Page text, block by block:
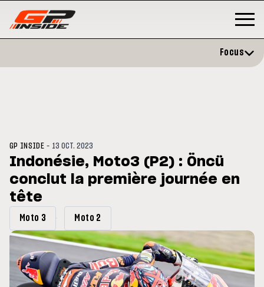
: Horaires et
du GP de Grande-
MOTO GP
Focus
GP INSIDE - 13 OCT. 2023
Indonésie, Moto3 (P2) : Öncü
conclut la première journée en
tête
Moto 3 Moto 2